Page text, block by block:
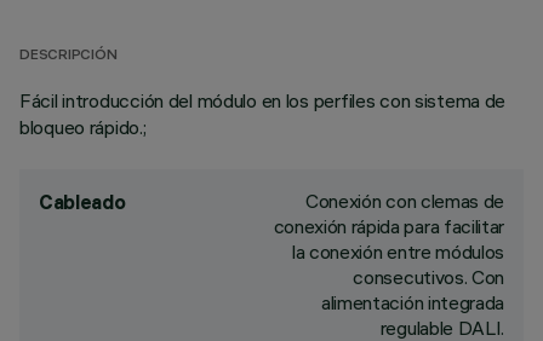
DESCRIPCIÓN
Fácil introducción del módulo en los perfiles con sistema de
bloqueo rápido.;
Cableado
Conexión con clemas de
conexión rápida para facilitar
la conexión entre módulos
consecutivos. Con
alimentación integrada
regulable DALI.